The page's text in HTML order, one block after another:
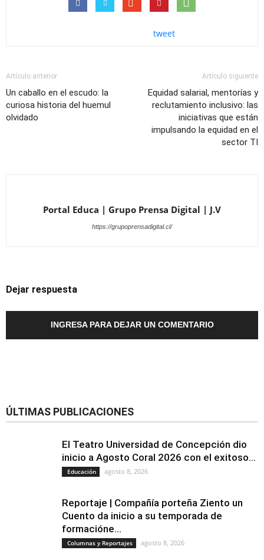
tweet
Artículo anterior
Un caballo en el escudo: la
curiosa historia del huemul
olvidado
Artículo siguiente
Equidad salarial, mentorías y
reclutamiento inclusivo: las
iniciativas que están
impulsando la equidad en el
sector TI
Portal Educa | Grupo Prensa Digital | J.V
https://grupoprensadigital.cl/
Dejar respuesta
INGRESA PARA DEJAR UN COMENTARIO
ÚLTIMAS PUBLICACIONES
El Teatro Universidad de Concepción dio
inicio a Agosto Coral 2026 con el exitoso...
Educación agosto 8, 2026
Reportaje | Compañía porteña Ziento un
Cuento da inicio a su temporada de
formacióne...
Columnas y Reportajes agosto 8, 2026